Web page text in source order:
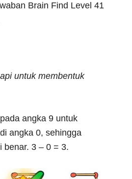
Brain Find Level 41
untuk membentuk
angka 9 untuk
angka 0, sehingga
benar. 3 – 0 = 3.